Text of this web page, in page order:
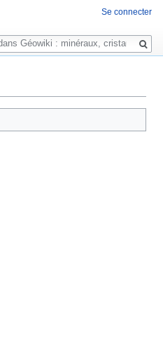
Se connecter